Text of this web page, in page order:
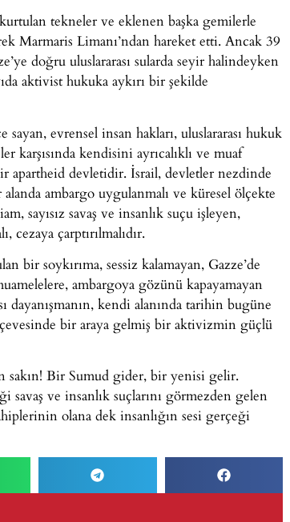
kurtulan tekneler ve eklenen başka gemilerle
Marmaris Limanı’ndan hareket etti. Ancak 39
doğru uluslararası sularda seyir halindeyken
aktivist hukuka aykırı bir şekilde
evrensel insan hakları, uluslararası hukuk
kendisini ayrıcalıklı ve muaf
apartheid devletidir. İsrail, devletler nezdinde
ambargo uygulanmalı ve küresel ölçekte
sayısız savaş ve insanlık suçu işleyen,
cezaya çarptırılmalıdır.
bir soykırıma, sessiz kalamayan, Gazze’de
ambargoya gözünü kapayamayan
kendi alanında tarihin bugüne
bir araya gelmiş bir aktivizmin güçlü
sakın! Bir Sumud gider, bir yenisi gelir.
savaş ve insanlık suçlarını görmezden gelen
olana dek insanlığın sesi gerçeği